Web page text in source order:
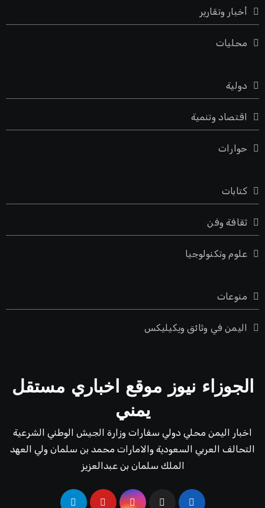
أخبار وتقارير
محليات
دولية
اقتصاد وتنمية
حوارات
كتابات
ثقافة وفن
علوم وتكنولوجيا
منوعات
اليمن في وثائق ويكيليكس
الجوزاء نيوز موقع اخباري مستقل
يمني
اخبار اليمن محلي دولي سفارات وزارة الجيش الوطني الشرعية
التحالف العربي السعودية والامارات محمد بن سلمان ولي العهد
الملك سلمان بن عبدالعزيز